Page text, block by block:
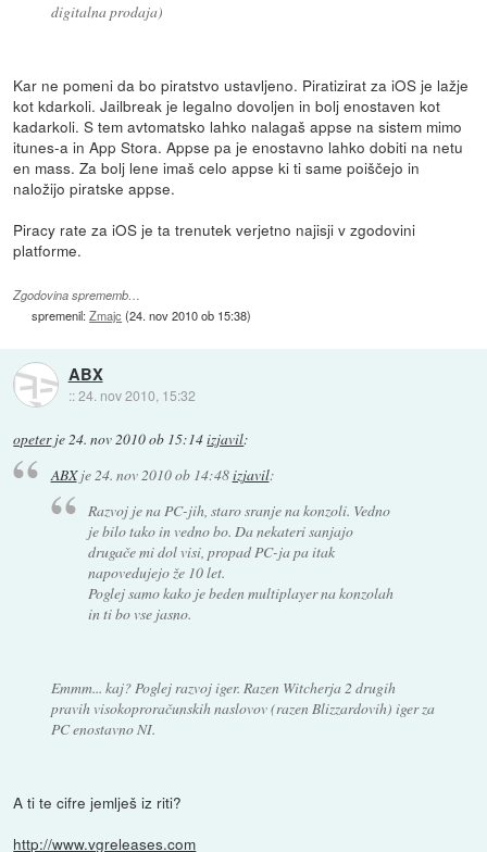
digitalna prodaja)
Kar ne pomeni da bo piratstvo ustavljeno. Piratizirat za iOS je lažje
kot kdarkoli. Jailbreak je legalno dovoljen in bolj enostaven kot
kadarkoli. S tem avtomatsko lahko nalagaš appse na sistem mimo
itunes-a in App Stora. Appse pa je enostavno lahko dobiti na netu
en mass. Za bolj lene imaš celo appse ki ti same poiščejo in
naložijo piratske appse.
Piracy rate za iOS je ta trenutek verjetno najisji v zgodovini
platforme.
Zgodovina sprememb…
spremenil:Zmajc (24. nov 2010 ob 15:38)
ABX
::24. nov 2010, 15:32
opeterje24. nov 2010 ob 15:14izjavil:
ABXje24. nov 2010 ob 14:48izjavil:
Razvoj je na PC-jih, staro sranje na konzoli. Vedno
je bilo tako in vedno bo. Da nekateri sanjajo
drugače mi dol visi, propad PC-ja pa itak
napovedujejo že 10 let.
Poglej samo kako je beden multiplayer na konzolah
in ti bo vse jasno.
Emmm... kaj? Poglej razvoj iger. Razen Witcherja 2 drugih
pravih visokoproračunskih naslovov (razen Blizzardovih) iger za
PC enostavno NI.
A ti te cifre jemlješ iz riti?
http://www.vgreleases.com